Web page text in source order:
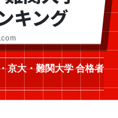
キング
京大・難関大学 合格者